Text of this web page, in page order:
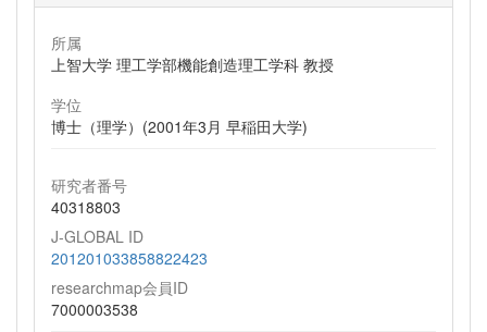
所属
上智大学 理工学部機能創造理工学科 教授
学位
博士（理学）(2001年3月 早稲田大学)
研究者番号
40318803
J-GLOBAL ID
201201033858822423
researchmap会員ID
7000003538